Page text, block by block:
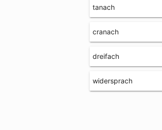
tanach
cranach
dreifach
widersprach